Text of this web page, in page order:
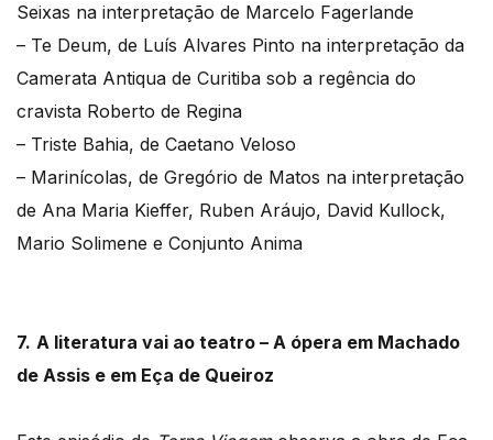
Seixas na interpretação de Marcelo Fagerlande
– Te Deum, de Luís Alvares Pinto na interpretação da
Camerata Antiqua de Curitiba sob a regência do
cravista Roberto de Regina
– Triste Bahia, de Caetano Veloso
– Marinícolas, de Gregório de Matos na interpretação
de Ana Maria Kieffer, Ruben Aráujo, David Kullock,
Mario Solimene e Conjunto Anima
7. A literatura vai ao teatro – A ópera em Machado
de Assis e em Eça de Queiroz